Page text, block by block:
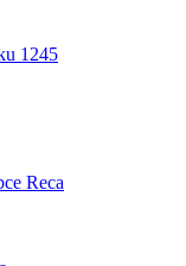
1245
Reca